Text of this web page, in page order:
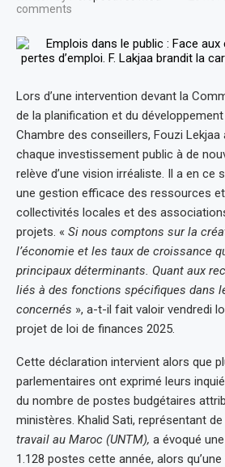
comments
Lors d’une intervention devant la
de la planification et du
Chambre des conseillers, Fouzi Lekjaa
chaque investissement public à de
relève d’une vision irréaliste. Il a en ce
une gestion efficace des ressources
collectivités locales et des
projets. « Si nous comptons sur la
l’économie et les taux de croissance
principaux déterminants. Quant aux
liés à des fonctions spécifiques dans
concernés », a-t-il fait valoir vendredi
projet de loi de finances 2025.
Cette déclaration intervient alors que
parlementaires ont exprimé leurs
du nombre de postes budgétaires
ministères. Khalid Sati, représentant de
travail au Maroc (UNTM), a évoqué
1.128 postes cette année, alors